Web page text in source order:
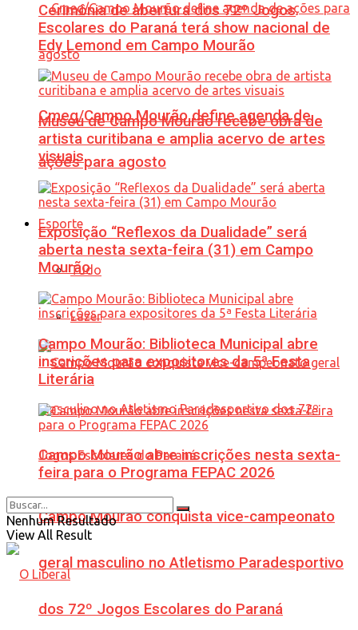
Cmeg/Campo Mourão define agenda de
ações para agosto
Esporte
Tudo
Lazer
Campo Mourão conquista vice-campeonato
geral masculino no Atletismo Paradesportivo
dos 72º Jogos Escolares do Paraná
Cerimônia de abertura dos 72º Jogos
Escolares do Paraná terá show nacional de
Edy Lemond em Campo Mourão
Museu de Campo Mourão recebe obra de
artista curitibana e amplia acervo de artes
visuais
Exposição “Reflexos da Dualidade” será
aberta nesta sexta-feira (31) em Campo
Mourão
Campo Mourão: Biblioteca Municipal abre
inscrições para expositores da 5ª Festa
Literária
Campo Mourão abre inscrições nesta sexta-
feira para o Programa FEPAC 2026
Nenhum Resultado
View All Result